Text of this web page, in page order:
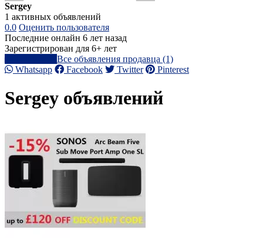
Sergey
1 активных объявлений
0.0 Оценить пользователя
Последние онлайн 6 лет назад
Зарегистрирован для 6+ лет
Все объявления продавца (1)
Whatsapp
Facebook Twitter Pinterest
Sergey объявлений